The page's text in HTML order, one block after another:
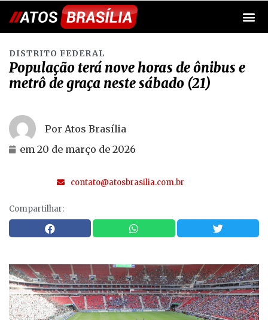
DISTRITO FEDERAL
População terá nove horas de ônibus e
metrô de graça neste sábado (21)
Por Atos Brasília
em 20 de março de 2026
contato@atosbrasilia.com.br
Compartilhar: